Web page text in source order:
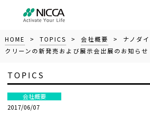
HOME > TOPICS > 会社概要
> ナノダイ
クリーンの新発売および展示会出展のお知らせ
TOPICS
会社概要
2017/06/07